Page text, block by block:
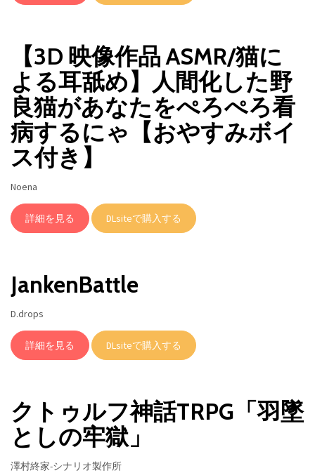
【3D 映像作品 ASMR/猫に
よる耳舐め】人間化した野
良猫があなたをぺろぺろ看
病するにゃ【おやすみボイ
ス付き】
Noena
詳細を見る DLsiteで購入する
JankenBattle
D.drops
詳細を見る DLsiteで購入する
クトゥルフ神話TRPG「羽墜
としの牢獄」
澤村終家-シナリオ製作所